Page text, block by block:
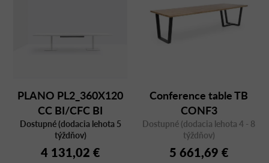
PLANO PL2_360X120
CC BI/CFC BI
Dostupné (dodacia lehota 5
týždňov)
4 131,02 €
Conference table TB
CONF3
Dostupné (dodacia lehota 4 - 8
týždňov)
5 661,69 €